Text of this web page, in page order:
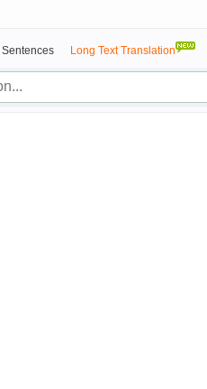
Sentences Long Text Translation